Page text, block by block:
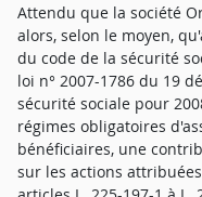
Attendu que la société
alors, selon le moyen,
du code de la sécurité
loi n° 2007-1786 du 19
sécurité sociale pour
régimes obligatoires
bénéficiaires, une
sur les actions